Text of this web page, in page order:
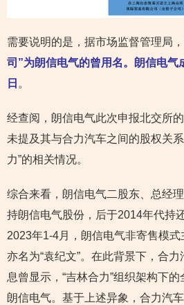
需要说明的是，据市场监督管理局，
司”为朗信电气的曾用名。朗信电气
日 。
经查阅，朗信电气此次申报北交所
未提及其与合力汽车之间的股权关
力”的相关情况。
综合来看，朗信电气二股东、总经
持朗信电气股份，后于2014年代持
2023年1-4月，朗信电气非寄售模
亦名为“袁纪文”。在此背景下，合
息曾显示，“吉林合力”组织架构下
朗信电气。基于上述异象，合力汽